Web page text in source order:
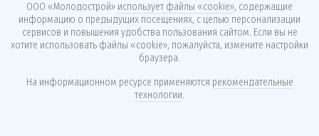
ООО «Молодострой» использует файлы «cookie», содержащие
информацию о предыдущих посещениях, с целью персонализации
сервисов и повышения удобства пользования сайтом. Если вы не
хотите использовать файлы «cookie», пожалуйста, измените настройки
браузера.
На информационном ресурсе применяются рекомендательные
технологии.